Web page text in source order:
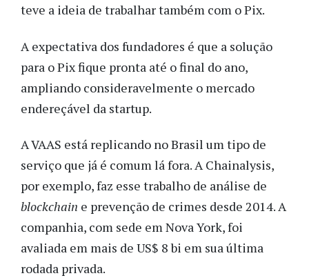
teve a ideia de trabalhar também com o Pix.
A expectativa dos fundadores é que a solução
para o Pix fique pronta até o final do ano,
ampliando consideravelmente o mercado
endereçável da startup.
A VAAS está replicando no Brasil um tipo de
serviço que já é comum lá fora. A Chainalysis,
por exemplo, faz esse trabalho de análise de
blockchain e prevenção de crimes desde 2014. A
companhia, com sede em Nova York, foi
avaliada em mais de US$ 8 bi em sua última
rodada privada.